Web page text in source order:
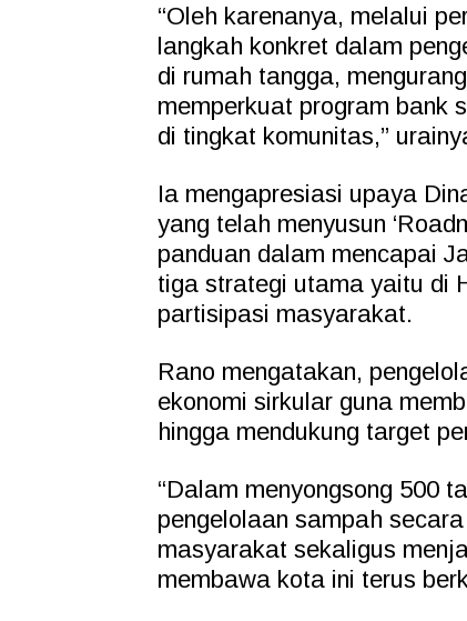
“Oleh karenanya, melalui
langkah konkret dalam
di rumah tangga,
memperkuat program bank
di tingkat komunitas,”
Ia mengapresiasi upaya
yang telah menyusun
panduan dalam mencapai
tiga strategi utama yaitu di
partisipasi masyarakat.
Rano mengatakan,
ekonomi sirkular guna
hingga mendukung target
“Dalam menyongsong 500
pengelolaan sampah
masyarakat sekaligus
membawa kota ini terus